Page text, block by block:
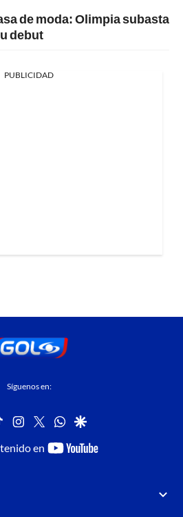
de moda: Olimpia subasta
debut
PUBLICIDAD
Síguenos en:
tiktok instagram
twitterwhatsapp
google
en
youtube-